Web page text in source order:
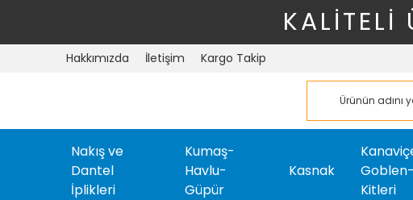
KALİTELİ
Hakkımızda İletişim Kargo Takip
Nakış ve
Dantel
İplikleri
Kumaş-
Havlu-
Güpür
Kasnak
Kitleri